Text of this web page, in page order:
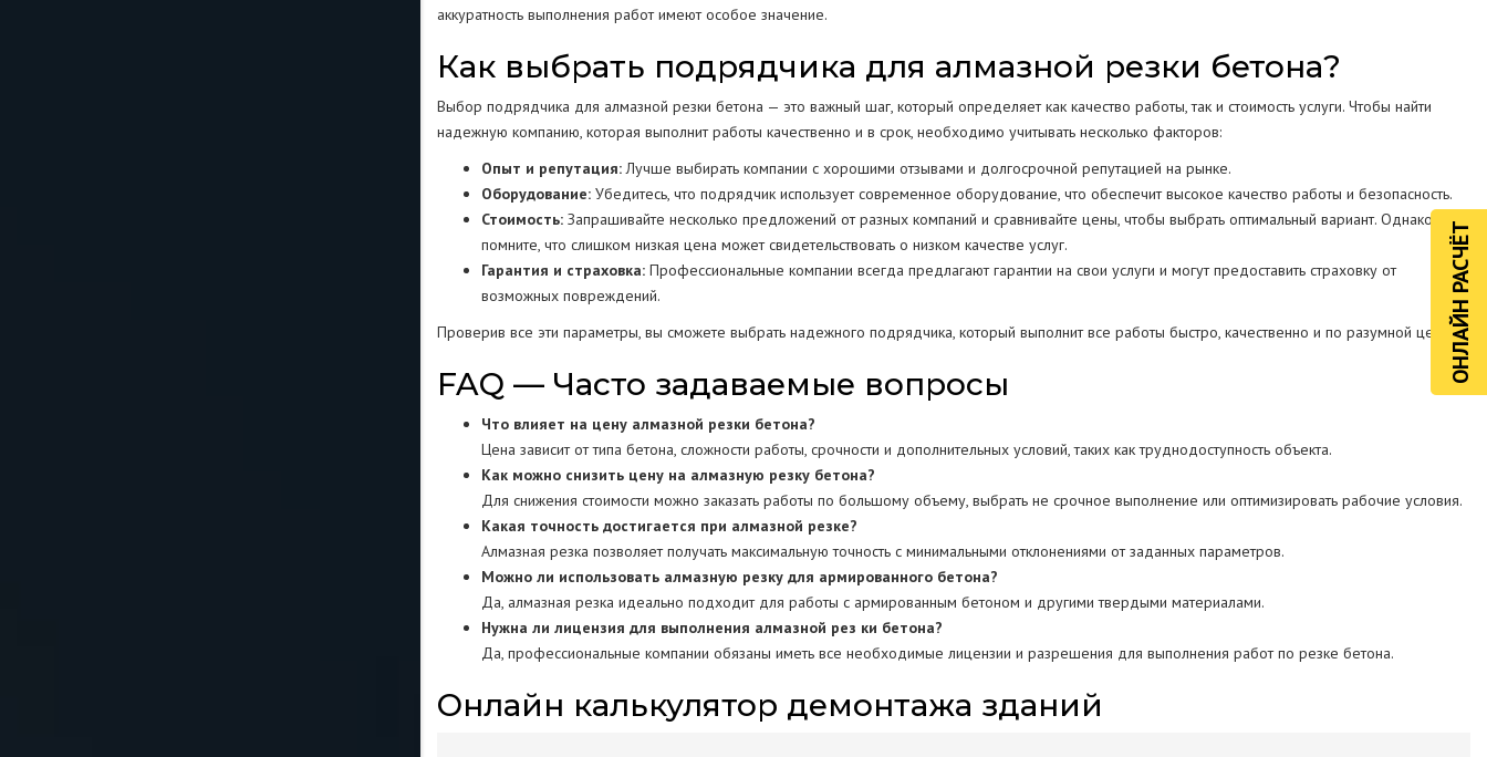
ОНЛАЙН РАСЧЁТ
аккуратность выполнения работ имеют особое значение.
Как выбрать подрядчика для алмазной резки бетона?
Выбор подрядчика для алмазной резки бетона — это важный шаг, который определяет как качество работы, так и стоимость услуги. Чтобы найти
надежную компанию, которая выполнит работы качественно и в срок, необходимо учитывать несколько факторов:
Опыт и репутация:Лучше выбирать компании с хорошими отзывами и долгосрочной репутацией на рынке.
Оборудование: Убедитесь, что подрядчик использует современное оборудование, что обеспечит высокое качество работы и безопасность.
Стоимость: Запрашивайте несколько предложений от разных компаний и сравнивайте цены, чтобы выбрать оптимальный вариант. Однако
помните, что слишком низкая цена может свидетельствовать о низком качестве услуг.
Гарантия и страховка: Профессиональные компании всегда предлагают гарантии на свои услуги и могут предоставить страховку от
возможных повреждений.
Проверив все эти параметры, вы сможете выбрать надежного подрядчика, который выполнит все работы быстро, качественно и по разумной цене.
FAQ — Часто задаваемые вопросы
Что влияет на цену алмазной резки бетона?
Цена зависит от типа бетона, сложности работы, срочности и дополнительных условий, таких как труднодоступность объекта.
Как можно снизить цену на алмазную резку бетона?
Для снижения стоимости можно заказать работы по большому объему, выбрать не срочное выполнение или оптимизировать рабочие условия.
Какая точность достигается при алмазной резке?
Алмазная резка позволяет получать максимальную точность с минимальными отклонениями от заданных параметров.
Можно ли использовать алмазную резку для армированного бетона?
Да, алмазная резка идеально подходит для работы с армированным бетоном и другими твердыми материалами.
Нужна ли лицензия для выполнения алмазной рез ки бетона?
Да, профессиональные компании обязаны иметь все необходимые лицензии и разрешения для выполнения работ по резке бетона.
Онлайн калькулятор демонтажа зданий